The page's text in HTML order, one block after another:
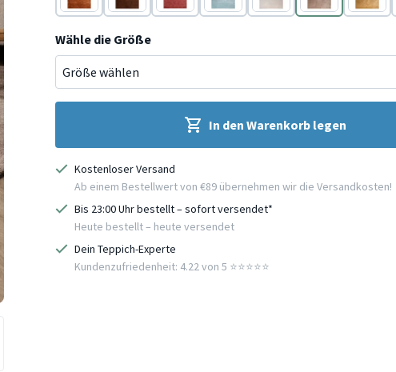
Braun Braun Rosa Blau Creme Braun Gold
Wähle die Größe
In den Warenkorb legen
Kostenloser Versand
Ab einem Bestellwert von €89 übernehmen wir die Versandkosten!
Bis 23:00 Uhr bestellt – sofort versendet*
Heute bestellt – heute versendet
Dein Teppich-Experte
Kundenzufriedenheit: 4.22 von 5 ⭐️⭐️⭐️⭐️⭐️